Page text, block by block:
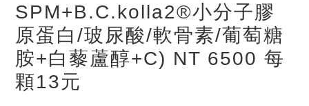
SPM+B.C.kolla2®小分子膠
原蛋白/玻尿酸/軟骨素/葡萄糖
胺+白藜蘆醇+C) NT 6500 每
顆13元